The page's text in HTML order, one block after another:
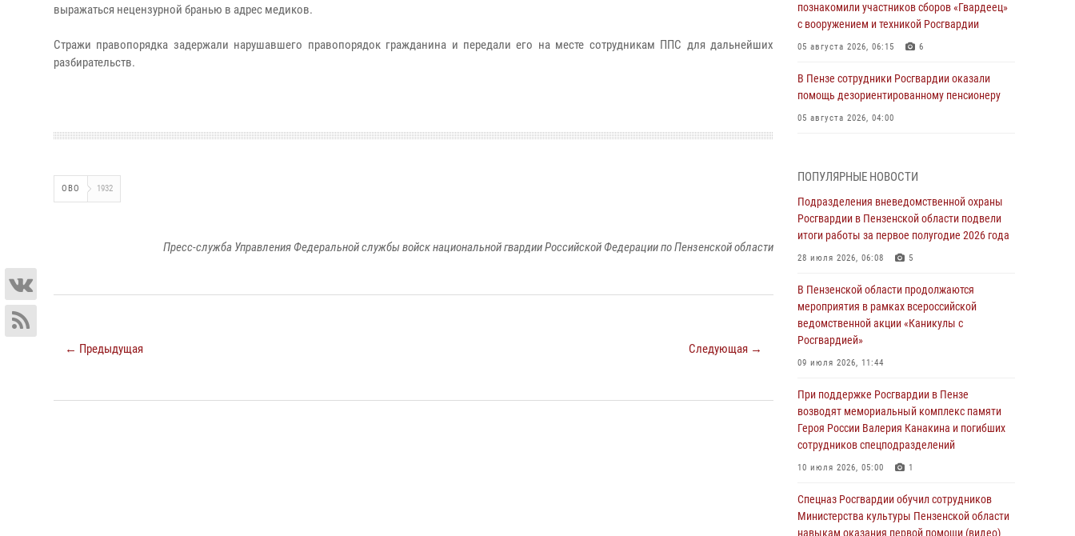
выражаться нецензурной бранью в адрес медиков.
Стражи правопорядка задержали нарушавшего правопорядок гражданина и передали его на месте сотрудникам ППС для дальнейших
разбирательств.
ОВО 1932
Пресс-служба Управления Федеральной службы войск национальной гвардии Российской Федерации по Пензенской области
← Предыдущая Следующая →
познакомили участников сборов «Гвардеец»
с вооружением и техникой Росгвардии
05 августа 2026, 06:15 6
В Пензе сотрудники Росгвардии оказали
помощь дезориентированному пенсионеру
05 августа 2026, 04:00
маскировавшейся под реабилитационный
центр (видео)
04 августа 2026, 07:05 4 1
В Управлении Росгвардии по Пензенской
полугодие 2026 года
04 августа 2026, 06:08
Росгвардия обеспечила безопасность
праздничных мероприятий в День ВДВ в
03 августа 2026, 07:14 1
В Пензе сотрудники Росгвардии задержали
мужчину, который криками и нецензурной
бранью напугал жильцов многоквартирного
03 августа 2026, 05:59
ПОПУЛЯРНЫЕ НОВОСТИ
Подразделения вневедомственной охраны
Росгвардии в Пензенской области подвели
итоги работы за первое полугодие 2026 года
28 июля 2026, 06:08 5
В Пензенской области продолжаются
мероприятия в рамках всероссийской
ведомственной акции «Каникулы с
Росгвардией»
09 июля 2026, 11:44
При поддержке Росгвардии в Пензе
возводят мемориальный комплекс памяти
Героя России Валерия Канакина и погибших
сотрудников спецподразделений
10 июля 2026, 05:00 1
Спецназ Росгвардии обучил сотрудников
Министерства культуры Пензенской области
навыкам оказания первой помощи (видео)